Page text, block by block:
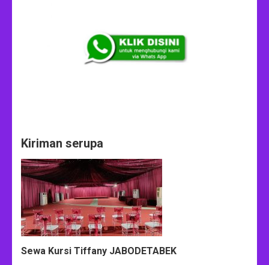
Kiriman serupa
Sewa Kursi Tiffany JABODETABEK